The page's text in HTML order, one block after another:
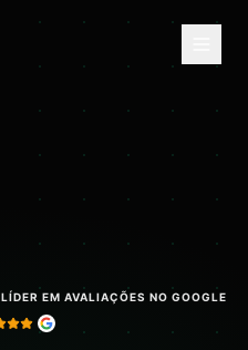
LÍDER EM AVALIAÇÕES NO GOOGLE